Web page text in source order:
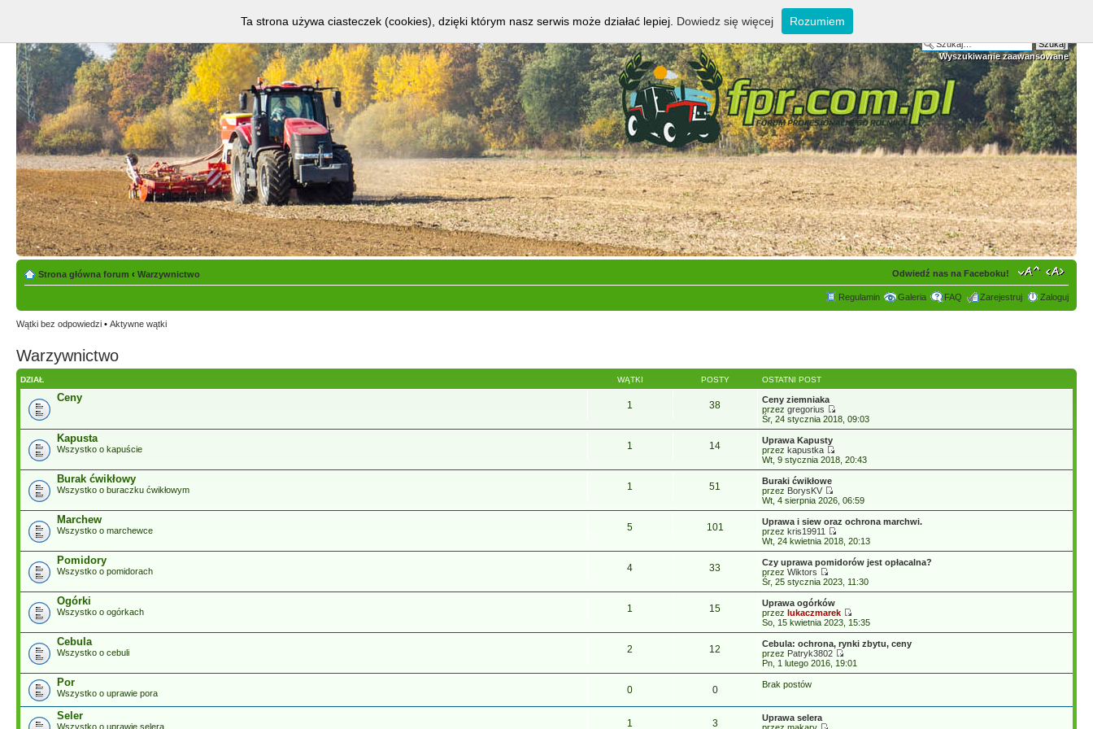
Wyszukiwanie zaawansowane
Strona główna forum ‹ Warzywnictwo Odwiedź nas na Faceboku!
Regulamin Galeria FAQ Zarejestruj Zaloguj
Wątki bez odpowiedzi • Aktywne wątki
Warzywnictwo
DZIAŁ WĄTKI POSTY OSTATNI POST
Ceny
1 38
Ceny ziemniaka
przezgregorius
Śr, 24 stycznia 2018, 09:03
Kapusta
Wszystko o kapuście 1 14
Uprawa Kapusty
przezkapustka
Wt, 9 stycznia 2018, 20:43
Burak ćwikłowy
Wszystko o buraczku ćwikłowym 1 51
Buraki ćwikłowe
przez BorysKV
Wt, 4 sierpnia 2026, 06:59
Marchew
Wszystko o marchewce 5 101
Uprawa i siew oraz ochrona marchwi.
przezkris19911
Wt, 24 kwietnia 2018, 20:13
Pomidory
Wszystko o pomidorach 4 33
Czy uprawa pomidorów jest opłacalna?
przezWiktors
Śr, 25 stycznia 2023, 11:30
Ogórki
Wszystko o ogórkach 1 15
Uprawa ogórków
przezlukaczmarek
So, 15 kwietnia 2023, 15:35
Cebula
Wszystko o cebuli 2 12
Cebula: ochrona, rynki zbytu, ceny
przez Patryk3802
Pn, 1 lutego 2016, 19:01
Por
Wszystko o uprawie pora 0 0 Brak postów
Seler
Wszystko o uprawie selera 1 3
Uprawa selera
Ta strona używa ciasteczek (cookies), dzięki którym nasz serwis może działać lepiej. Dowiedz się więcej Rozumiem